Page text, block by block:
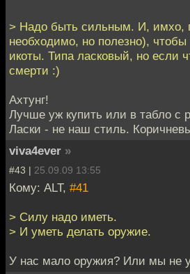
> Надо быть сильным. И, имхо,
необходимо, но полезно),
икоты. Типа ласковый, но если
смерти :)
Ахтунг!
Лучше уж купить или в табло с
Ласки - не наш стиль.
viva4ever »
#43 | 25.09.09 13:55
Кому: ALT, #41
> Силу надо иметь.
> И уметь делать оружие.
У нас мало оружия? Или мы не